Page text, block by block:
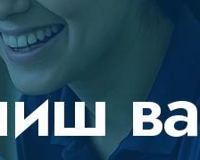
ишва